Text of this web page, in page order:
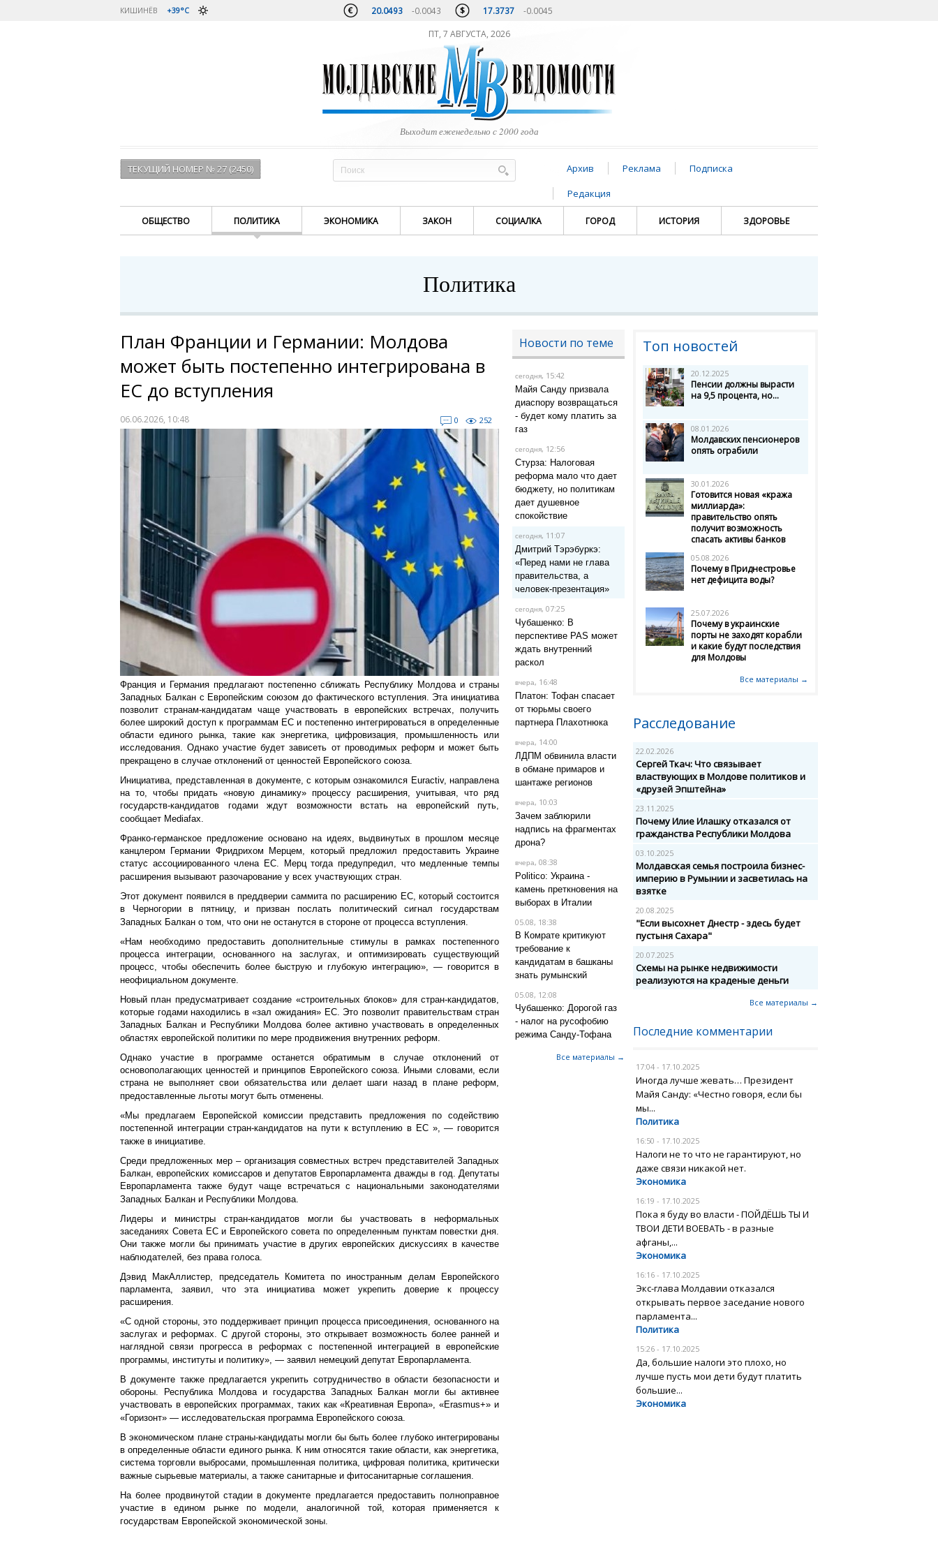
КИШИНЁВ +39°C 20.0493 -0.0043 17.3737 -0.0045
ПТ, 7 АВГУСТА, 2026
Выходит еженедельно с 2000 года
ТЕКУЩИЙ НОМЕР № 27 (2450) Архив Реклама
Подписка
Редакция
ОБЩЕСТВО ПОЛИТИКА ЭКОНОМИКА ЗАКОН СОЦИАЛКА ГОРОД ИСТОРИЯ ЗДОРОВЬЕ
Политика
План Франции и Германии: Молдова
может быть постепенно интегрирована в
ЕС до вступления
06.06.2026, 10:48 0 252
Франция и Германия предлагают постепенно сближать Республику Молдова и страны
Западных Балкан с Европейским союзом до фактического вступления. Эта инициатива
позволит странам-кандидатам чаще участвовать в европейских встречах, получить
более широкий доступ к программам ЕС и постепенно интегрироваться в определенные
области единого рынка, такие как энергетика, цифровизация, промышленность или
исследования. Однако участие будет зависеть от проводимых реформ и может быть
прекращено в случае отклонений от ценностей Европейского союза.
Инициатива, представленная в документе, с которым ознакомился Euractiv, направлена
на то, чтобы придать «новую динамику» процессу расширения, учитывая, что ряд
государств-кандидатов годами ждут возможности встать на европейский путь,
сообщает Mediafax.
Франко-германское предложение основано на идеях, выдвинутых в прошлом месяце
канцлером Германии Фридрихом Мерцем, который предложил предоставить Украине
статус ассоциированного члена ЕС. Мерц тогда предупредил, что медленные темпы
расширения вызывают разочарование у всех участвующих стран.
Этот документ появился в преддверии саммита по расширению ЕС, который состоится
в Черногории в пятницу, и призван послать политический сигнал государствам
Западных Балкан о том, что они не останутся в стороне от процесса вступления.
«Нам необходимо предоставить дополнительные стимулы в рамках постепенного
процесса интеграции, основанного на заслугах, и оптимизировать существующий
процесс, чтобы обеспечить более быструю и глубокую интеграцию», — говорится в
неофициальном документе.
Новый план предусматривает создание «строительных блоков» для стран-кандидатов,
которые годами находились в «зал ожидания» ЕС. Это позволит правительствам стран
Западных Балкан и Республики Молдова более активно участвовать в определенных
областях европейской политики по мере продвижения внутренних реформ.
Однако участие в программе останется обратимым в случае отклонений от
основополагающих ценностей и принципов Европейского союза. Иными словами, если
страна не выполняет свои обязательства или делает шаги назад в плане реформ,
предоставленные льготы могут быть отменены.
«Мы предлагаем Европейской комиссии представить предложения по содействию
постепенной интеграции стран-кандидатов на пути к вступлению в ЕС », — говорится
также в инициативе.
Среди предложенных мер – организация совместных встреч представителей Западных
Балкан, европейских комиссаров и депутатов Европарламента дважды в год. Депутаты
Европарламента также будут чаще встречаться с национальными законодателями
Западных Балкан и Республики Молдова.
Лидеры и министры стран-кандидатов могли бы участвовать в неформальных
заседаниях Совета ЕС и Европейского совета по определенным пунктам повестки дня.
Они также могли бы принимать участие в других европейских дискуссиях в качестве
наблюдателей, без права голоса.
Дэвид МакАллистер, председатель Комитета по иностранным делам Европейского
парламента, заявил, что эта инициатива может укрепить доверие к процессу
расширения.
«С одной стороны, это поддерживает принцип процесса присоединения, основанного на
заслугах и реформах. С другой стороны, это открывает возможность более ранней и
наглядной связи прогресса в реформах с постепенной интеграцией в европейские
программы, институты и политику», — заявил немецкий депутат Европарламента.
В документе также предлагается укрепить сотрудничество в области безопасности и
обороны. Республика Молдова и государства Западных Балкан могли бы активнее
участвовать в европейских программах, таких как «Креативная Европа», «Erasmus+» и
«Горизонт» — исследовательская программа Европейского союза.
В экономическом плане страны-кандидаты могли бы быть более глубоко интегрированы
в определенные области единого рынка. К ним относятся такие области, как энергетика,
система торговли выбросами, промышленная политика, цифровая политика, критически
важные сырьевые материалы, а также санитарные и фитосанитарные соглашения.
На более продвинутой стадии в документе предлагается предоставить полноправное
участие в едином рынке по модели, аналогичной той, которая применяется к
государствам Европейской экономической зоны.
Новости по теме
сегодня, 15:42
Майя Санду призвала
диаспору возвращаться
- будет кому платить за
газ
сегодня, 12:56
Стурза: Налоговая
реформа мало что дает
бюджету, но политикам
дает душевное
спокойствие
сегодня, 11:07
Дмитрий Тэрэбуркэ:
«Перед нами не глава
правительства, а
человек-презентация»
сегодня, 07:25
Чубашенко: В
перспективе PAS может
ждать внутренний
раскол
вчера, 16:48
Платон: Тофан спасает
от тюрьмы своего
партнера Плахотнюка
вчера, 14:00
ЛДПМ обвинила власти
в обмане примаров и
шантаже регионов
вчера, 10:03
Зачем заблюрили
надпись на фрагментах
дрона?
вчера, 08:38
Politico: Украина -
камень преткновения на
выборах в Италии
05.08, 18:38
В Комрате критикуют
требование к
кандидатам в башканы
знать румынский
05.08, 12:08
Чубашенко: Дорогой газ
- налог на русофобию
режима Санду-Тофана
Все материалы →
Топ новостей
20.12.2025
Пенсии должны вырасти
на 9,5 процента, но...
08.01.2026
Молдавских пенсионеров
опять ограбили
30.01.2026
Готовится новая «кража
миллиарда»:
правительство опять
получит возможность
спасать активы банков
05.08.2026
Почему в Приднестровье
нет дефицита воды?
25.07.2026
Почему в украинские
порты не заходят корабли
и какие будут последствия
для Молдовы
Все материалы →
Расследование
22.02.2026
Сергей Ткач: Что связывает
властвующих в Молдове политиков и
«друзей Эпштейна»
23.11.2025
Почему Илие Илашку отказался от
гражданства Республики Молдова
03.10.2025
Молдавская семья построила бизнес-
империю в Румынии и засветилась на
взятке
20.08.2025
"Если высохнет Днестр - здесь будет
пустыня Сахара"
20.07.2025
Схемы на рынке недвижимости
реализуются на краденые деньги
Все материалы →
Последние комментарии
17:04 - 17.10.2025
Иногда лучше жевать… Президент
Майя Санду: «Честно говоря, если бы
мы...
Политика
16:50 - 17.10.2025
Налоги не то что не гарантируют, но
даже связи никакой нет.
Экономика
16:19 - 17.10.2025
Пока я буду во власти - ПОЙДЁШЬ ТЫ И
ТВОИ ДЕТИ ВОЕВАТЬ - в разные
афганы,...
Экономика
16:16 - 17.10.2025
Экс-глава Молдавии отказался
открывать первое заседание нового
парламента...
Политика
15:26 - 17.10.2025
Да, большие налоги это плохо, но
лучше пусть мои дети будут платить
большие...
Экономика